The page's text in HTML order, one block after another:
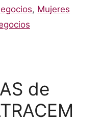
, Mujeres
de